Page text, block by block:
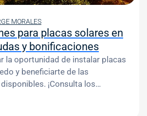
MORALES
para placas solares en
y bonificaciones
la oportunidad de instalar placas
y beneficiarte de las
¡Consulta los